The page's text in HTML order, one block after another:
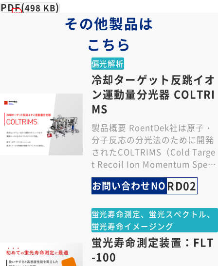
PDF(498 KB)
その他製品は
こちら
偏光解析
冷却ターゲット反跳イオ
ン運動量分光器 COLTRI
MS
製品概要 RoentDek社は原⼦・
分⼦反応の分光法のために開発
されたCOLTRIMS（Cold Targe
t Recoil Ion Momentum Spe
c…
お問い合わせNO RD02
蛍光寿命測定、蛍光スペクトル、
蛍光寿命イメージング
蛍光寿命測定装置：FLT
-100